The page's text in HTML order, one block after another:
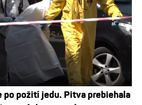
po požití jedu. Pitva prebiehala